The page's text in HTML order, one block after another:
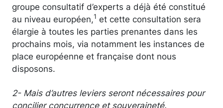
groupe consultatif d’experts a déjà été constitué
au niveau européen,1 et cette consultation sera
élargie à toutes les parties prenantes dans les
prochains mois, via notamment les instances de
place européenne et française dont nous
disposons.
2- Mais d’autres leviers seront nécessaires pour
concilier concurrence et souveraineté.